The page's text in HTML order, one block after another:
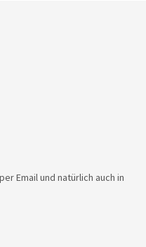
Email und natürlich auch in